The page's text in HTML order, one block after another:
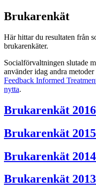
Brukarenkät
Här hittar du resultaten från
brukarenkäter.
Socialförvaltningen slutade
använder idag andra
Feedback Informed
nytta.
Brukarenkät
Brukarenkät
Brukarenkät
Brukarenkät